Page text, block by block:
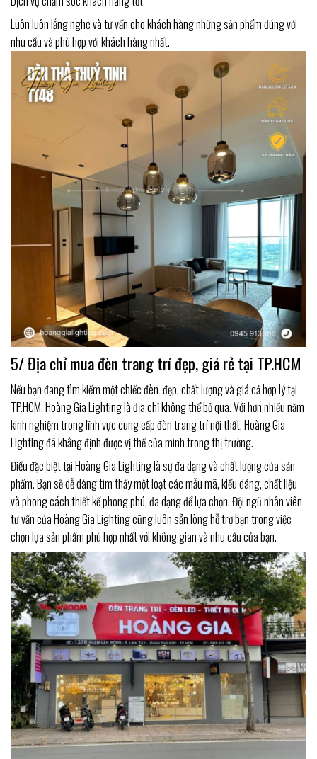
Luôn luôn lắng nghe và tư vấn cho khách hàng những sản phẩm đúng với
nhu cầu và phù hợp với khách hàng nhất.
5/ Địa chỉ mua đèn trang trí đẹp, giá rẻ tại TP.HCM
Nếu bạn đang tìm kiếm một chiếc đèn đẹp, chất lượng và giá cả hợp lý tại
TP.HCM, Hoàng Gia Lighting là địa chỉ không thể bỏ qua. Với hơn nhiều năm
kinh nghiệm trong lĩnh vực cung cấp đèn trang trí nội thất, Hoàng Gia
Lighting đã khẳng định được vị thế của mình trong thị trường.
Điều đặc biệt tại Hoàng Gia Lighting là sự đa dạng và chất lượng của sản
phẩm. Bạn sẽ dễ dàng tìm thấy một loạt các mẫu mã, kiểu dáng, chất liệu
và phong cách thiết kế phong phú, đa dạng để lựa chọn. Đội ngũ nhân viên
tư vấn của Hoàng Gia Lighting cũng luôn sẵn lòng hỗ trợ bạn trong việc
chọn lựa sản phẩm phù hợp nhất với không gian và nhu cầu của bạn.